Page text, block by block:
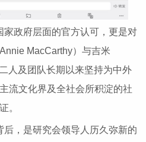
政府层面的官方认可，更是对
MacCarthy）与吉米
人及团队长期以来坚持为中外
流文化界及全社会所积淀的社
。
，是研究会领导人历久弥新的